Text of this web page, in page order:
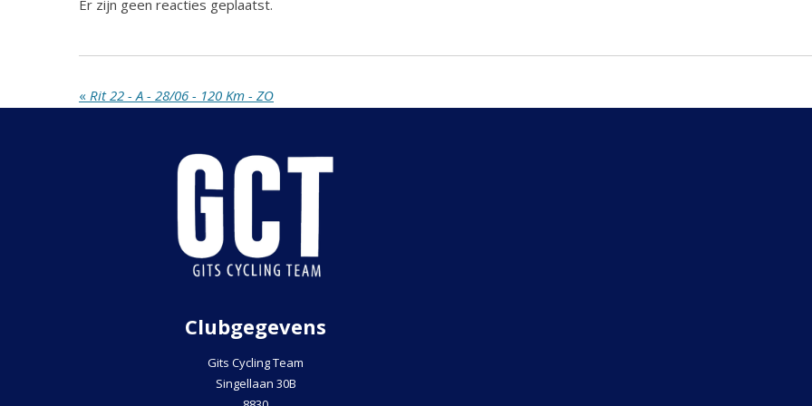
Er zijn geen reacties geplaatst.
« Rit 22 - A - 28/06 - 120 Km - ZO
Clubgegevens
Gits Cycling Team
Singellaan 30B